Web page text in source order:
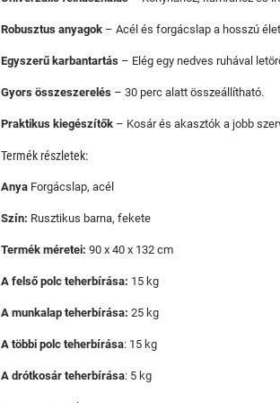
Robusztus anyagok – Acél és forgácslap a hosszú
Egyszerű karbantartás – Elég egy nedves ruhával
Gyors összeszerelés – 30 perc alatt összeállítható.
Praktikus kiegészítők – Kosár és akasztók a jobb
Termék részletek:
Anya Forgácslap, acél
Szín: Rusztikus barna, fekete
Termék méretei: 90 x 40 x 132 cm
A felső polc teherbírása: 15 kg
A munkalap teherbírása: 25 kg
A többi polc teherbírása: 15 kg
A drótkosár teherbírása: 5 kg